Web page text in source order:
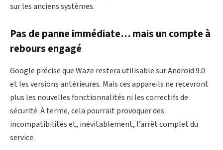
sur les anciens systèmes.
Pas de panne immédiate… mais un compte à
rebours engagé
Google précise que Waze restera utilisable sur Android 9.0
et les versions antérieures. Mais ces appareils ne recevront
plus les nouvelles fonctionnalités ni les correctifs de
sécurité. À terme, cela pourrait provoquer des
incompatibilités et, inévitablement, l’arrêt complet du
service.